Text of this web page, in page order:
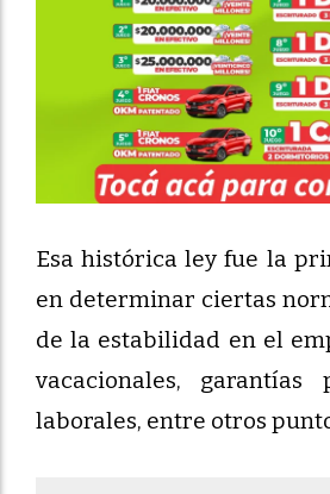
Esa histórica ley fue la
en determinar ciertas
de la estabilidad en el
vacacionales, garantías
laborales, entre otros